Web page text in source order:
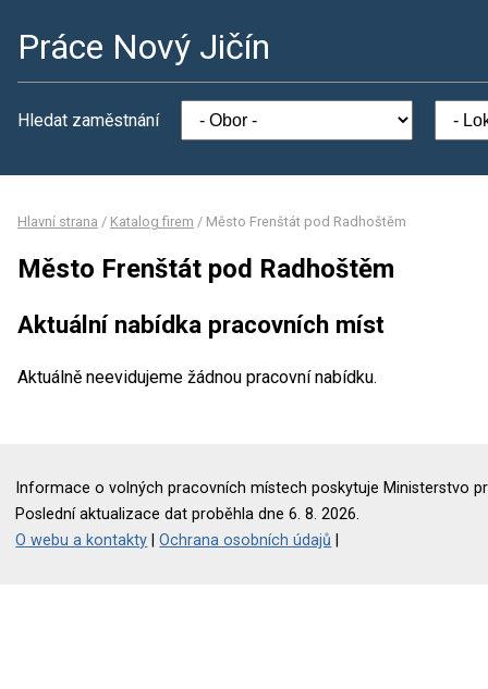
Práce Nový Jičín
Hledat zaměstnání
Hlavní strana / Katalog firem / Město Frenštát pod Radhoštěm
Město Frenštát pod Radhoštěm
Aktuální nabídka pracovních míst
Aktuálně neevidujeme žádnou pracovní nabídku.
Informace o volných pracovních místech poskytuje Ministerstvo
Poslední aktualizace dat proběhla dne 6. 8. 2026.
O webu a kontakty |Ochrana osobních údajů